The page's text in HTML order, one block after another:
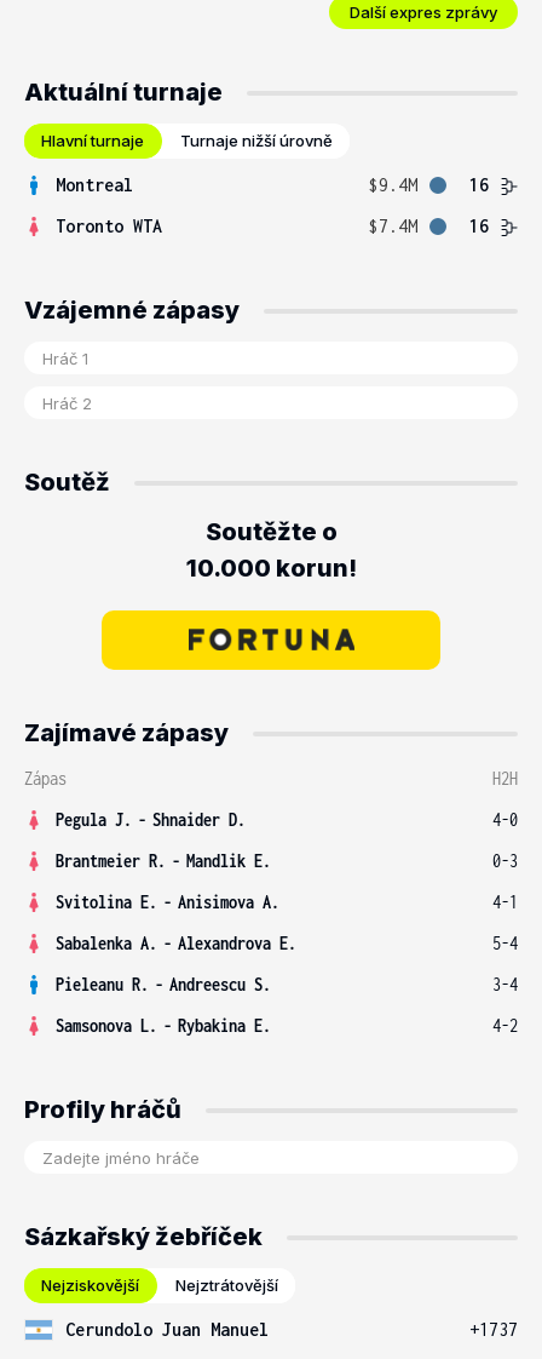
Další expres zprávy
Aktuální turnaje
Hlavní turnaje Turnaje nižší úrovně
Montreal $9.4M
16
Toronto WTA
$7.4M 16
Vzájemné zápasy
Soutěž
Soutěžte o
10.000 korun!
Zajímavé zápasy
Zápas
H2H
Pegula J. - Shnaider D.
4-0
Brantmeier R. - Mandlik E.
0-3
Svitolina E. - Anisimova A.
4-1
Sabalenka A. - Alexandrova E.
5-4
Pieleanu R. - Andreescu S.
3-4
Samsonova L. - Rybakina E. 4-2
Profily hráčů
Sázkařský žebříček
Nejziskovější Nejztrátovější
Cerundolo Juan Manuel
+1737